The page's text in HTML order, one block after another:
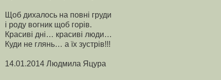
Щоб дихалось на повні груди
і роду вогник щоб горів.
Красиві дні… красиві люди…
Куди не глянь… а їх зустрів!!!
14.01.2014 Людмила Яцура